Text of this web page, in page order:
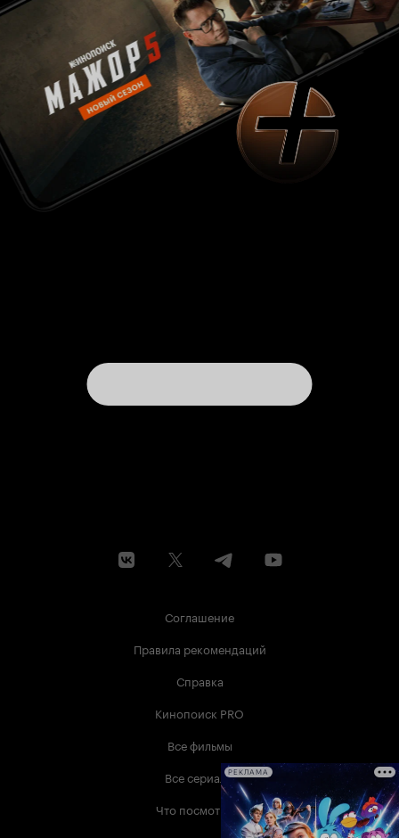
Соглашение
Правила рекомендаций
Справка
Кинопоиск PRO
Все фильмы
Все сериалы
Что посмотреть
РЕКЛАМА